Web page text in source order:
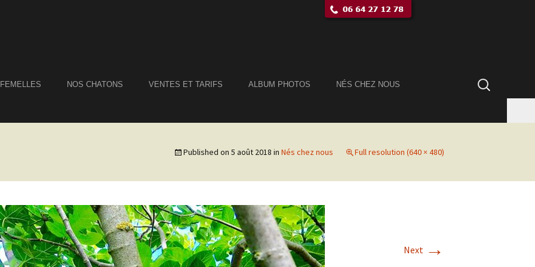
NOS CHATONS VENTES ET TARIFS ALBUM PHOTOS NÉS CHEZ NOUS Rechercher :
Published on 5 août 2018 in Nés chez nous Full resolution (640 × 480)
Next →